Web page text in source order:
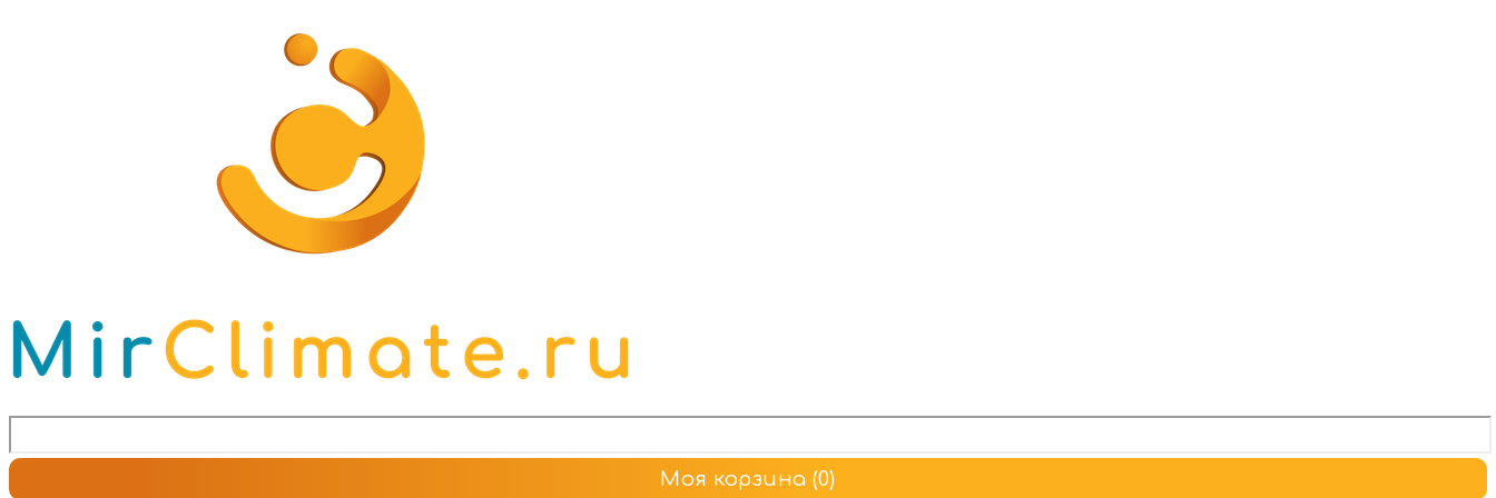
Моя корзина (0)